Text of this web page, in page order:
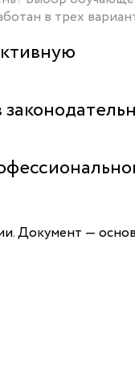
в трех
Документ —